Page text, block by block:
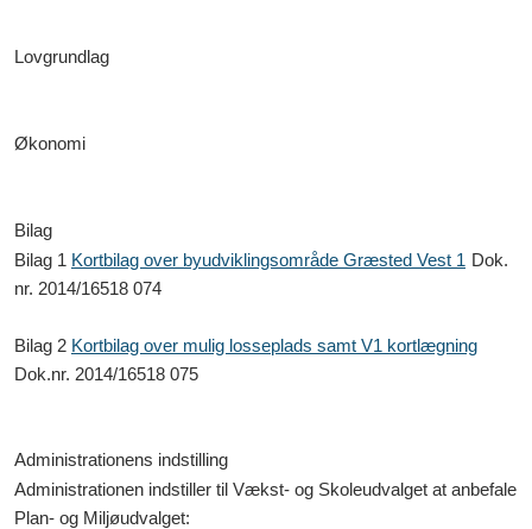
Lovgrundlag
Økonomi
Bilag
Bilag 1 Kortbilag over byudviklingsområde Græsted Vest 1 Dok.
nr. 2014/16518 074
Bilag 2 Kortbilag over mulig losseplads samt V1 kortlægning
Dok.nr. 2014/16518 075
Administrationens indstilling
Administrationen indstiller til Vækst- og Skoleudvalget at anbefale
Plan- og Miljøudvalget: